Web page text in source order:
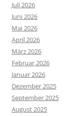
Juli 2026
Juni 2026
Mai 2026
April 2026
März 2026
Februar 2026
Januar 2026
Dezember 2025
September 2025
August 2025